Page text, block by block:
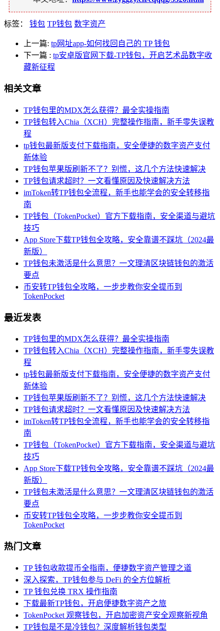
标签： 钱包 TP钱包 数字资产
上一篇: tp网址app-如何找回自己的 TP 钱包
下一篇 : tp安卓版官网下载-TP钱包，开启艺术品数字收
藏新征程
相关文章
TP钱包里的MDX怎么获得？最全实操指南
TP钱包转入Chia（XCH）完整操作指南，新手零失误教
程
tp钱包最新版支付下载指南，安全便捷的数字资产支付
新体验
TP钱包苹果版刷新不了？别慌，这几个方法快速解决
TP钱包请求超时？一文看懂原因及快速解决方法
imToken转TP钱包全流程，新手也能学会的安全转移指
南
TP钱包（TokenPocket）官方下载指南，安全渠道与避坑
技巧
App Store下载TP钱包全攻略，安全靠谱不踩坑（2024最
新版）
TP钱包未激活是什么意思？一文理清区块链钱包的激活
要点
币安转TP钱包全攻略，一步步教你安全提币到
TokenPocket
最近发表
TP钱包里的MDX怎么获得？最全实操指南
TP钱包转入Chia（XCH）完整操作指南，新手零失误教
程
tp钱包最新版支付下载指南，安全便捷的数字资产支付
新体验
TP钱包苹果版刷新不了？别慌，这几个方法快速解决
TP钱包请求超时？一文看懂原因及快速解决方法
imToken转TP钱包全流程，新手也能学会的安全转移指
南
TP钱包（TokenPocket）官方下载指南，安全渠道与避坑
技巧
App Store下载TP钱包全攻略，安全靠谱不踩坑（2024最
新版）
TP钱包未激活是什么意思？一文理清区块链钱包的激活
要点
币安转TP钱包全攻略，一步步教你安全提币到
TokenPocket
热门文章
TP 钱包收款提币全指南，便捷数字资产管理之道
深入探索，TP钱包参与 DeFi 的全方位解析
TP 钱包兑换 TRX 操作指南
下载最新TP钱包，开启便捷数字资产之旅
TokenPocket 观察钱包，开启加密资产安全观察新视角
TP钱包是不是冷钱包？深度解析钱包类型